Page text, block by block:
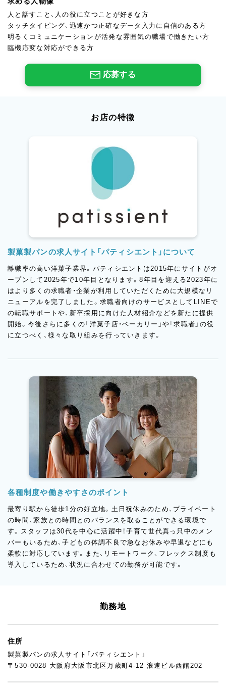
人と話すこと、人の役に立つことが好きな方
タッチタイピング、迅速かつ正確なデータ入力に自信のある方
明るくコミュニケーションが活発な雰囲気の職場で働きたい方
臨機応変な対応ができる方
応募する
お店の特徴
製菓製パンの求人サイト「パティシエント」について
離職率の高い洋菓子業界。パティシエントは2015年にサイトがオ
ープンして2025年で10年目となります。8年目を迎える2023年に
はより多くの求職者・企業が利用していただくために大規模なリ
ニューアルを完了しました。求職者向けのサービスとしてLINEで
の転職サポートや、新卒採用に向けた人材紹介などを新たに提供
開始。今後さらに多くの「洋菓子店・ベーカリー」や「求職者」の役
に立つべく、様々な取り組みを行っていきます。
各種制度や働きやすさのポイント
最寄り駅から徒歩1分の好立地。土日祝休みのため、プライベート
の時間、家族との時間とのバランスを取ることができる環境で
す。スタッフは30代を中心に活躍中！子育て世代真っ只中のメン
バーもいるため、子どもの体調不良で急なお休みや早退などにも
柔軟に対応しています。また、リモートワーク、フレックス制度も
導入しているため、状況に合わせての勤務が可能です。
勤務地
住所
製菓製パンの求人サイト「パティシエント」
〒530-0028 大阪府大阪市北区万歳町4-12 浪速ビル西館202